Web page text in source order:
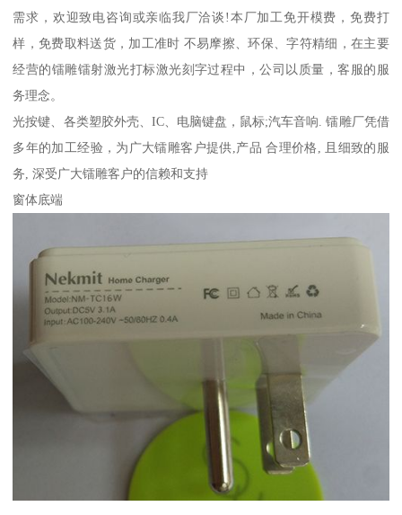
需求，欢迎致电咨询或亲临我厂洽谈!本厂加工免开模费，免费打
样，免费取料送货，加工准时 不易摩擦、环保、字符精细，在主要
经营的镭雕镭射激光打标激光刻字过程中，公司以质量，客服的服
务理念。
光按键、各类塑胶外壳、IC、电脑键盘，鼠标;汽车音响. 镭雕厂凭借
多年的加工经验，为广大镭雕客户提供,产品 合理价格, 且细致的服
务, 深受广大镭雕客户的信赖和支持
窗体底端